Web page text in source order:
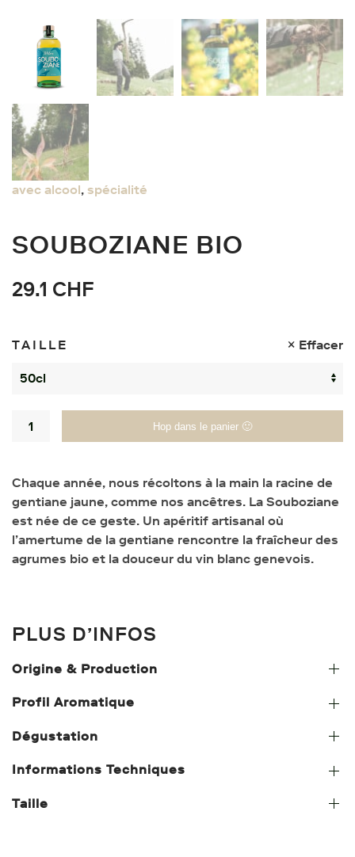
avec alcool, spécialité
SOUBOZIANE BIO
29.1 CHF
TAILLE Effacer
Quantité Hop dans le panier 🙂
Chaque année, nous récoltons à la main la racine de
gentiane jaune, comme nos ancêtres. La Souboziane
est née de ce geste. Un apéritif artisanal où
l’amertume de la gentiane rencontre la fraîcheur des
agrumes bio et la douceur du vin blanc genevois.
PLUS D’INFOS
Origine & Production
Profil Aromatique
Dégustation
Informations Techniques
Taille